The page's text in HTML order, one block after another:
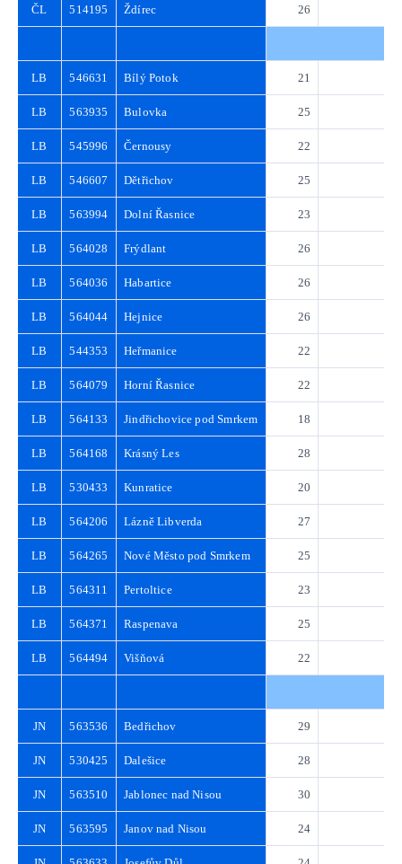
ČL 514195 Ždírec 26
LB 546631 Bílý Potok 21
LB 563935 Bulovka 25
LB 545996 Černousy 22
LB 546607 Dětřichov 25
LB 563994 Dolní Řasnice 23
LB 564028 Frýdlant 26
LB 564036 Habartice 26
LB 564044 Hejnice 26
LB 544353 Heřmanice 22
LB 564079 Horní Řasnice 22
LB 564133 Jindřichovice pod Smrkem 18
LB 564168 Krásný Les 28
LB 530433 Kunratice 20
LB 564206 Lázně Libverda 27
LB 564265 Nové Město pod Smrkem 25
LB 564311 Pertoltice 23
LB 564371 Raspenava 25
LB 564494 Višňová 22
JN 563536 Bedřichov 29
JN 530425 Dalešice 28
JN 563510 Jablonec nad Nisou 30
JN 563595 Janov nad Nisou 24